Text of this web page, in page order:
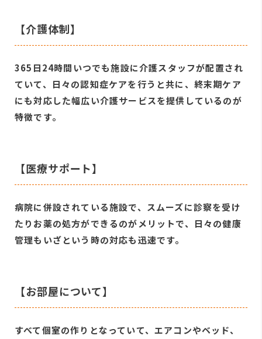
【介護体制】
365日24時間いつでも施設に介護スタッフが配置され
ていて、日々の認知症ケアを行うと共に、終末期ケア
にも対応した幅広い介護サービスを提供しているのが
特徴です。
【医療サポート】
病院に併設されている施設で、スムーズに診察を受け
たりお薬の処方ができるのがメリットで、日々の健康
管理もいざという時の対応も迅速です。
【お部屋について】
すべて個室の作りとなっていて、エアコンやベッド、